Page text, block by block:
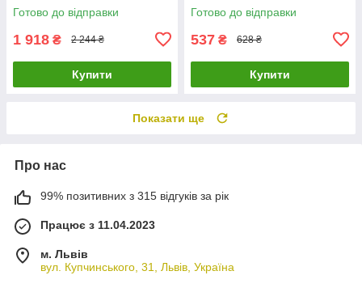
Готово до відправки
1 918 ₴ 2 244 ₴
Купити
Готово до відправки
537 ₴ 628 ₴
Купити
Показати ще
Про нас
99% позитивних з 315 відгуків за рік
Працює з 11.04.2023
м. Львів
вул. Купчинського, 31, Львів, Україна